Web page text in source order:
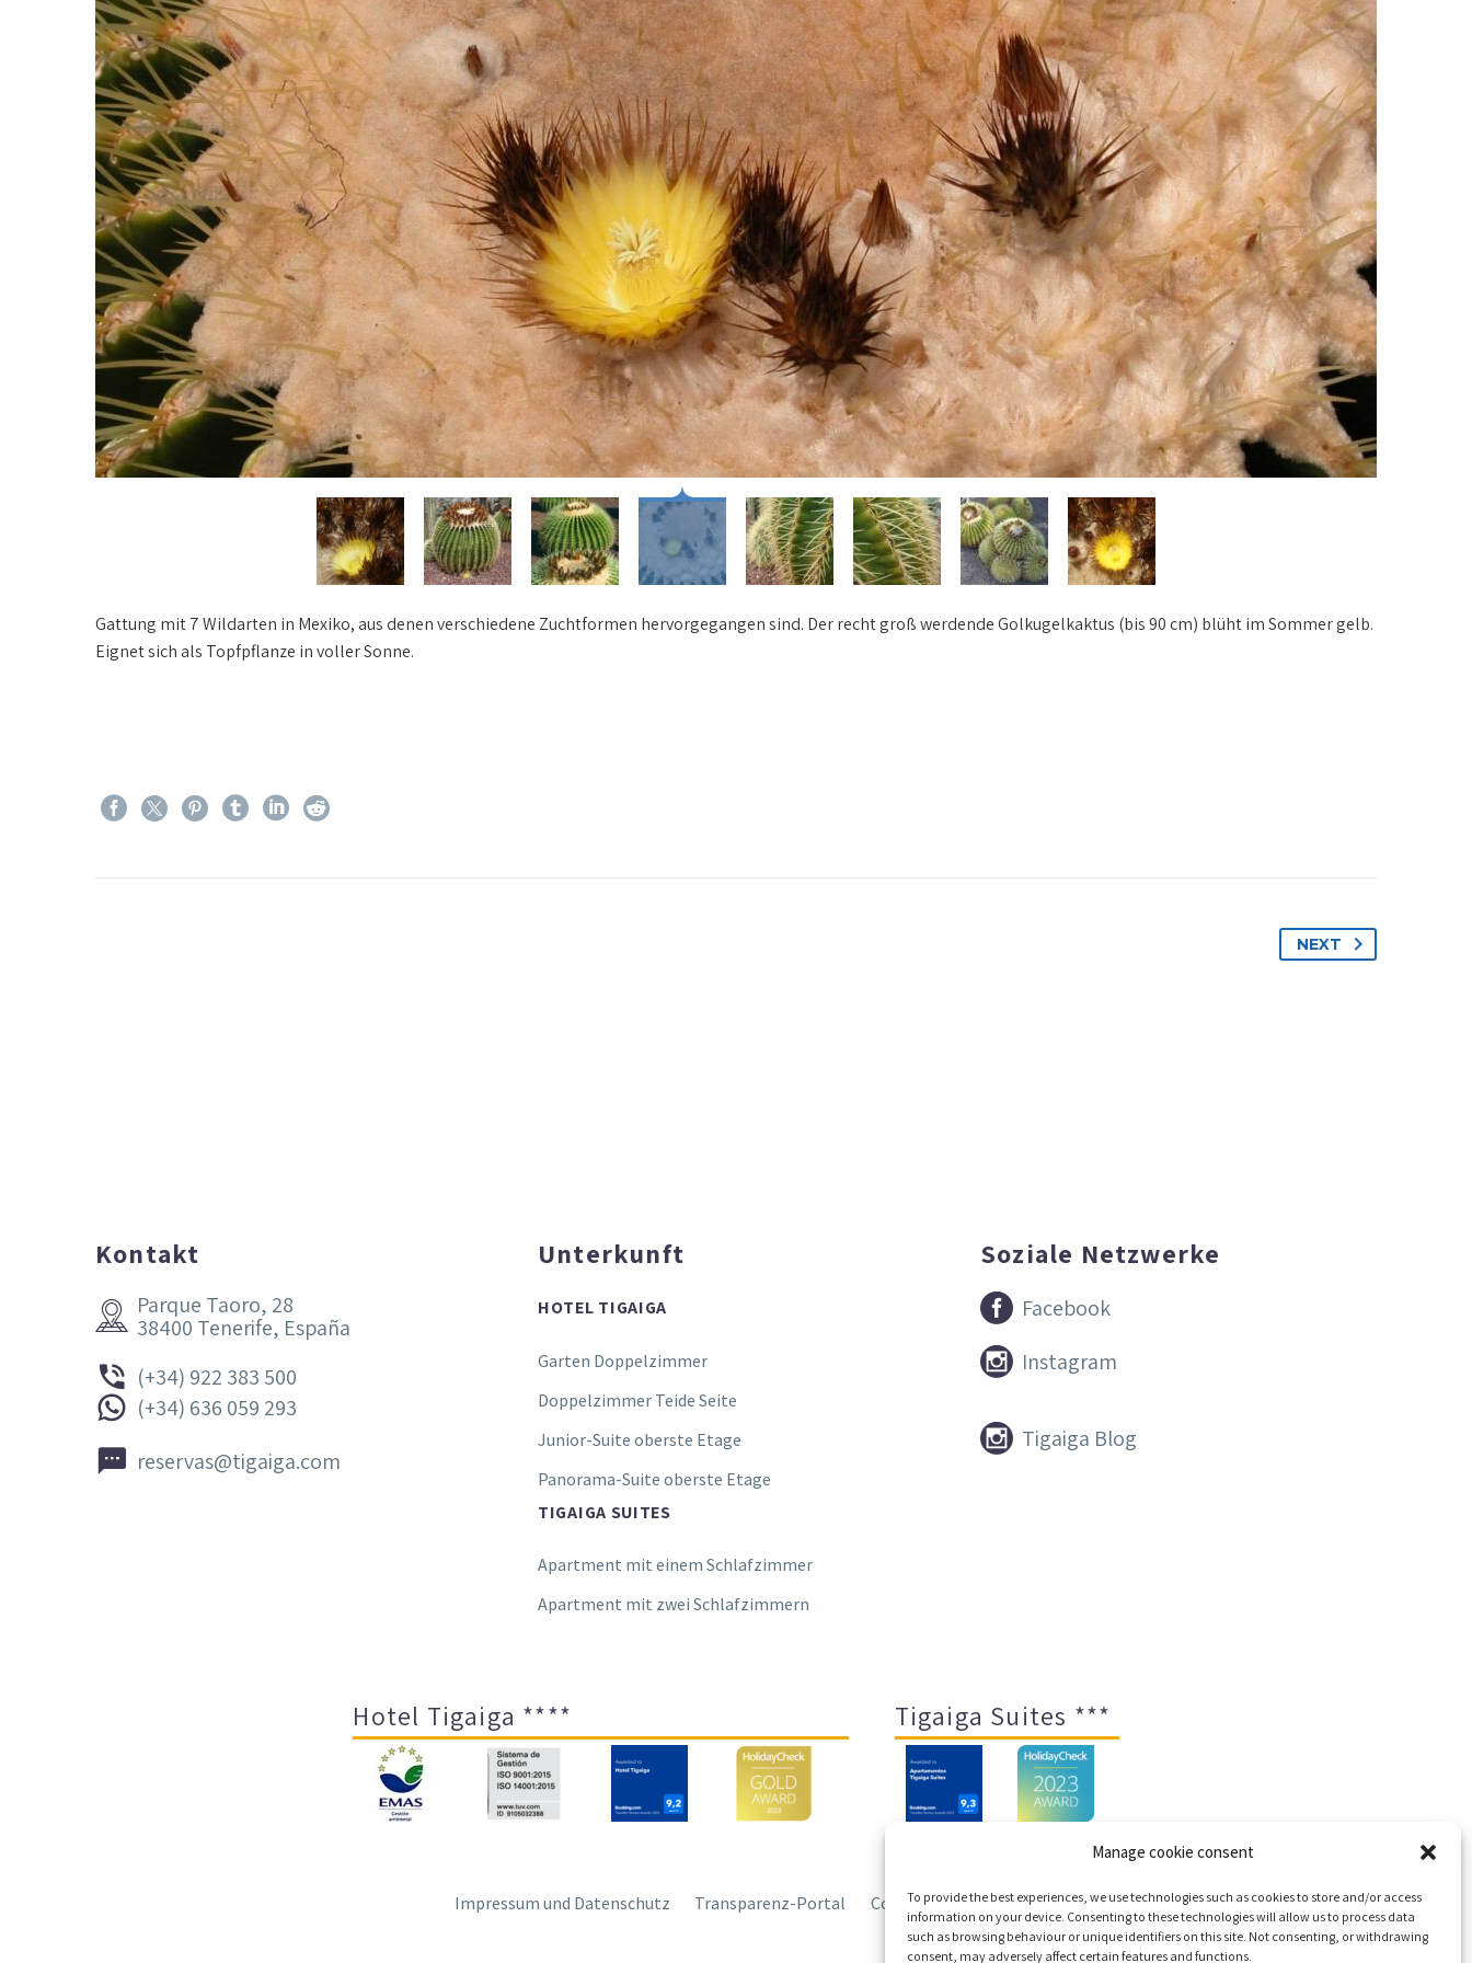
Manage cookie consent
To provide the best experiences, we use technologies such as cookies to store and/or access
information on your device. Consenting to these technologies will allow us to process data
such as browsing behaviour or unique identifiers on this site. Not consenting, or withdrawing
consent, may adversely affect certain features and functions.
Gattung mit 7 Wildarten in Mexiko, aus denen verschiedene Zuchtformen hervorgegangen sind. Der recht groß werdende Golkugelkaktus (bis 90 cm) blüht im Sommer gelb.
Eignet sich als Topfpflanze in voller Sonne.
NEXT
Kontakt

 Parque Taoro, 28
38400 Tenerife, España

 (+34) 922 383 500

 (+34) 636 059 293

 reservas@tigaiga.com
Unterkunft
HOTEL TIGAIGA
Garten Doppelzimmer
Doppelzimmer Teide Seite
Junior-Suite oberste Etage
Panorama-Suite oberste Etage
TIGAIGA SUITES
Apartment mit einem Schlafzimmer
Apartment mit zwei Schlafzimmern
Soziale Netzwerke

 Facebook

 Instagram

 Tigaiga Blog
Hotel Tigaiga **** Tigaiga Suites ***
Impressum und Datenschutz Transparenz-Portal Cookies Sitemap